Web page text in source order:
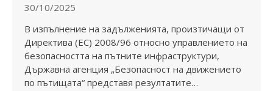
30/10/2025
В изпълнение на задълженията, произтичащи от
Директива (ЕС) 2008/96 относно управлението на
безопасността на пътните инфраструктури,
Държавна агенция „Безопасност на движението
по пътищата“ представя резултатите…